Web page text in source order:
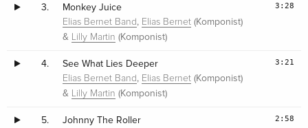
3. Monkey Juice
Elias Bernet Band , Elias Bernet (Komponist)
& Lilly Martin (Komponist)
3:28
4. See What Lies Deeper
Elias Bernet Band , Elias Bernet (Komponist)
& Lilly Martin (Komponist)
3:21
5. Johnny The Roller 2:58